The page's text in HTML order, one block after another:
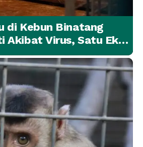
di Kebun Binatang
Akibat Virus, Satu Ekor
Membaik